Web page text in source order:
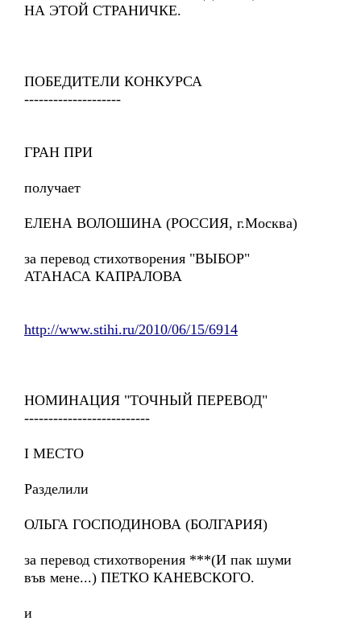
НА ЭТОЙ СТРАНИЧКЕ.
ПОБЕДИТЕЛИ КОНКУРСА
--------------------
ГРАН ПРИ
получает
ЕЛЕНА ВОЛОШИНА (РОССИЯ, г.Москва)
за перевод стихотворения "ВЫБОР"
АТАНАСА КАПРАЛОВА
http://www.stihi.ru/2010/06/15/6914
НОМИНАЦИЯ "ТОЧНЫЙ ПЕРЕВОД"
--------------------------
I МЕСТО
Разделили
ОЛЬГА ГОСПОДИНОВА (БОЛГАРИЯ)
за перевод стихотворения ***(И пак шуми
във мене...) ПЕТКО КАНЕВСКОГО.
и